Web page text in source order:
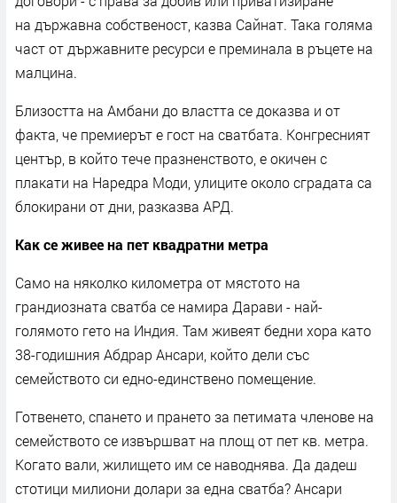
на държавна собственост, казва Сайнат. Така голяма
част от държавните ресурси е преминала в ръцете на
малцина.
Близостта на Амбани до властта се доказва и от
факта, че премиерът е гост на сватбата. Конгресният
център, в който тече празненството, е окичен с
плакати на Наредра Моди, улиците около сградата са
блокирани от дни, разказва АРД.
Как се живее на пет квадратни метра
Само на няколко километра от мястото на
грандиозната сватба се намира Дарави - най-
голямото гето на Индия. Там живеят бедни хора като
38-годишния Абдрар Ансари, който дели със
семейството си едно-единствено помещение.
Готвенето, спането и прането за петимата членове на
семейството се извършват на площ от пет кв. метра.
Когато вали, жилището им се наводнява. Да дадеш
стотици милиони долари за една сватба? Ансари